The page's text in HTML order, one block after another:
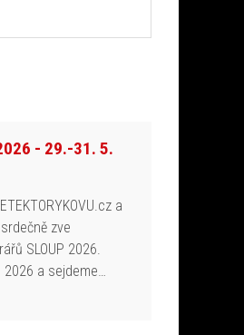
- 29.-31. 5.
a
zve
SLOUP 2026.
2026 a sejdeme…